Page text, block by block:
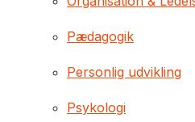
Pædagogik
Personlig udvikling
Psykologi